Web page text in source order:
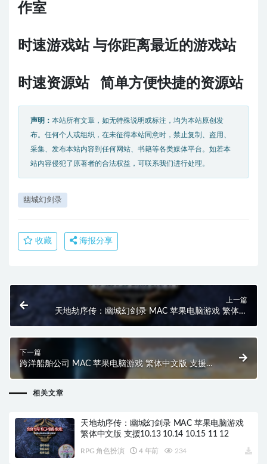
作室
时速游戏站 与你距离最近的游戏站
时速资源站 简单方便快捷的资源站
声明： 本站所有文章，如无特殊说明或标注，均为本站原创发
布。任何个人或组织，在未征得本站同意时，禁止复制、盗用、
采集、发布本站内容到任何网站、书籍等各类媒体平台。如若本
站内容侵犯了原著者的合法权益，可联系我们进行处理。
幽城幻剑录
收藏 海报分享
上一篇
天地劫序传：幽城幻剑录 MAC 苹果电脑游戏 繁体中
文版 支援10.13 10.14 10.15 11 12
下一篇
跨洋船舶公司 MAC 苹果电脑游戏 繁体中文版 支援
10.14 10.15 11 12 13 适用于APPLE CPU
相关文章
天地劫序传：幽城幻剑录 MAC 苹果电脑游戏
繁体中文版 支援10.13 10.14 10.15 11 12
RPG 角色扮演 4 年前 234